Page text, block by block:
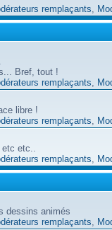
remplaçants
Bref, tout !
remplaçants
libre !
remplaçants
etc..
remplaçants
dessins animés
remplaçants